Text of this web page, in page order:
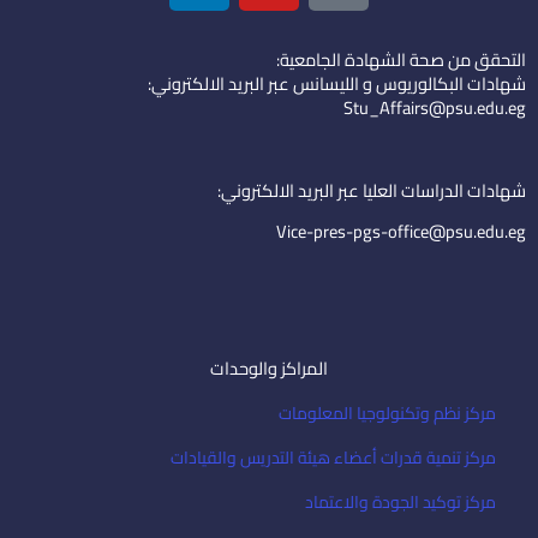
o
n
-
e
i
l
u
u
b
n
e
d
التحقق من صحة الشهادة الجامعية:
شهادات البكالوريوس و الليسانس عبر البريد الالكتروني:
Stu_Affairs@psu.edu.eg
شهادات الدراسات العليا عبر البريد الالكتروني:
Vice-pres-pgs-office@psu.edu.eg
المراكز والوحدات
مركز نظم وتكنولوجيا المعلومات
مركز تنمية قدرات أعضاء هيئة التدريس والقيادات
مركز توكيد الجودة والاعتماد